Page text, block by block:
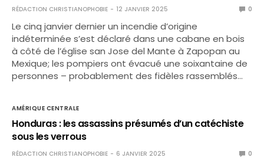
RÉDACTION CHRISTIANOPHOBIE 12 JANVIER 2025 0
Le cinq janvier dernier un incendie d’origine
indéterminée s’est déclaré dans une cabane en bois
à côté de l’église san Jose del Mante à Zapopan au
Mexique; les pompiers ont évacué une soixantaine de
personnes – probablement des fidèles rassemblés…
AMÉRIQUE CENTRALE
Honduras : les assassins présumés d’un catéchiste
sous les verrous
RÉDACTION CHRISTIANOPHOBIE 6 JANVIER 2025 0